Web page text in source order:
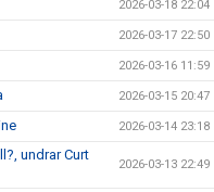
2026-03-18 22:04
2026-03-17 22:50
2026-03-16 11:59
2026-03-15 20:47
2026-03-14 23:18
undrar Curt
2026-03-13 22:49